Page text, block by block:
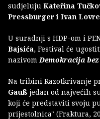
sudjeluju Kateřina
Pressburger i Ivan
U suradnji s HDP-om i
Bajsića, Festival će
nazivom Demokracija
Na tribini Razotkrivanje
Gauß jedan od najvećih
koji će predstaviti svoju
prijestolnica" (Fraktura,